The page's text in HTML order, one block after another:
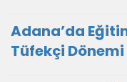
Adana’da
Tüfekçi Dönemi